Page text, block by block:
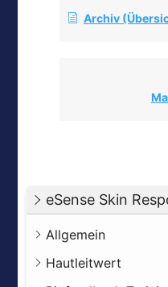
eSense Skin
Allgemein
Hautleitwert
Archiv